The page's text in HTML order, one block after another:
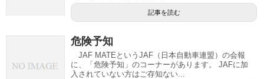
記事を読む
危険予知
JAF MATEというJAF（日本自動車連盟）の会報
に、「危険予知」のコーナーがあります。 JAFに加
入されていない方はご存知ない...